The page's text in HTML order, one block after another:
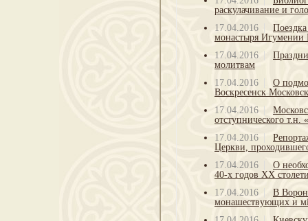
раскулачивание и
17.04.2016
монастыря Игумении
17.04.2016
молитвам
17.04.2016
О
Воскресенск
17.04.2016
отступнического т.н.
17.04.2016
Церкви,
17.04.2016
О
40-х годов ХХ
17.04.2016
В
монашествующих и